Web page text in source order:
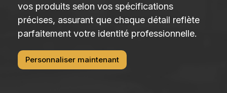
vos produits selon vos spécifications
précises, assurant que chaque détail reflète
parfaitement votre identité professionnelle.
Personnaliser maintenant